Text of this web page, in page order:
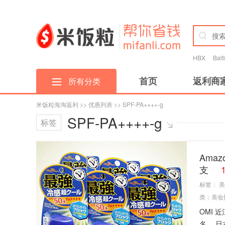
HBX
所有分类 首页 返利商
米饭粒海淘返利 >> 优惠列表 >> SPF-PA++++-g
标签 SPF-PA++++-g
支
标签：
类： 美
OMI 近